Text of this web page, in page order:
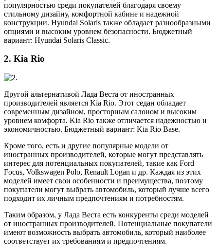
популярностью среди покупателей благодаря своему
стильному дизайну, комфортной кабине и надежной
конструкции. Hyundai Solaris также обладает разнообразными
опциями и высоким уровнем безопасности. Бюджетный
вариант: Hyundai Solaris Classic.
2. Kia Rio
Другой альтернативой Лада Веста от иностранных
производителей является Kia Rio. Этот седан обладает
современным дизайном, просторным салоном и высоким
уровнем комфорта. Kia Rio также отличается надежностью и
экономичностью. Бюджетный вариант: Kia Rio Base.
Кроме того, есть и другие популярные модели от
иностранных производителей, которые могут представлять
интерес для потенциальных покупателей, такие как Ford
Focus, Volkswagen Polo, Renault Logan и др. Каждая из этих
моделей имеет свои особенности и преимущества, поэтому
покупатели могут выбрать автомобиль, который лучше всего
подходит их личным предпочтениям и потребностям.
Таким образом, у Лада Веста есть конкуренты среди моделей
от иностранных производителей. Потенциальные покупатели
имеют возможность выбрать автомобиль, который наиболее
соответствует их требованиям и предпочтениям.